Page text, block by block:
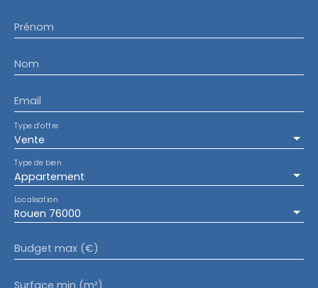
Prénom
Nom
Email
Vente
Type d'offre
Appartement
Type de bien
Rouen 76000
Localisation
Budget max (€)